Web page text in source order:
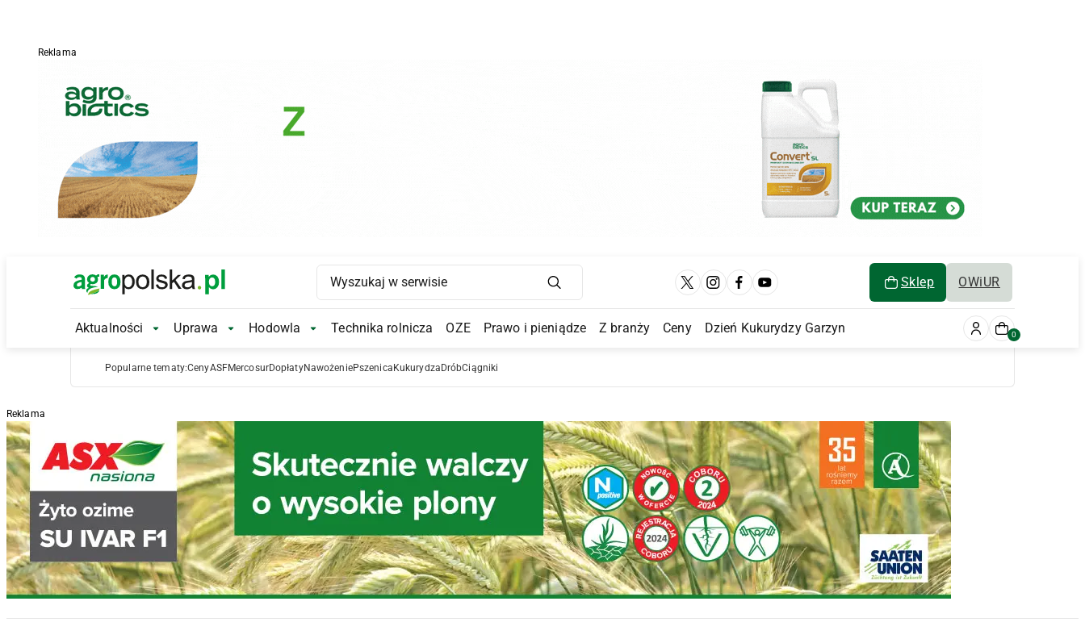
Reklama
Main Logo Sklep OWiUR
Main Navigation
Aktualności Aktualności Submenu
Uprawa Uprawa Submenu
Hodowla Hodowla Submenu
Technika rolnicza OZE Prawo i pieniądze Z branży Ceny Dzień Kukurydzy Garzyn 0
Popularne tematy:CenyASFMercosurDopłatyNawożeniePszenica Kukurydza DróbCiągniki
Reklama